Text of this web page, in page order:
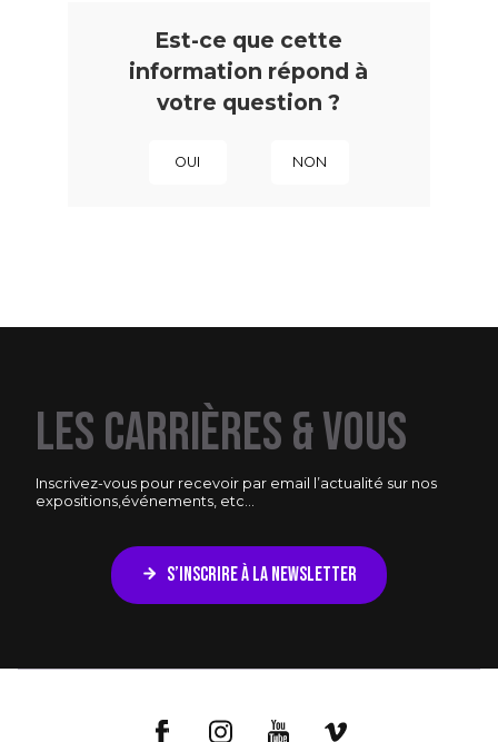
Est-ce que cette
information répond à
votre question ?
OUI NON
LES CARRIÈRES & VOUS
Inscrivez-vous pour recevoir par email l’actualité sur nos
expositions, événements, etc...
S’INSCRIRE À LA NEWSLETTER